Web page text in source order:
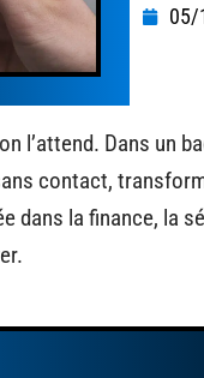
05/
l’attend. Dans un
contact,
dans la finance, la